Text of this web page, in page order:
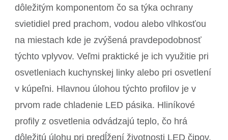
dôležitým komponentom čo sa týka ochrany
svietidiel pred prachom, vodou alebo vlhkosťou
na miestach kde je zvýšená pravdepodobnosť
týchto vplyvov. Veľmi praktické je ich využitie pri
osvetleniach kuchynskej linky alebo pri osvetlení
v kúpeľni. Hlavnou úlohou týchto profilov je v
prvom rade chladenie LED pásika. Hliníkové
profily z osvetlenia odvádzajú teplo, čo hrá
dôležitú úlohu pri predĺžení životnosti LED čipov.